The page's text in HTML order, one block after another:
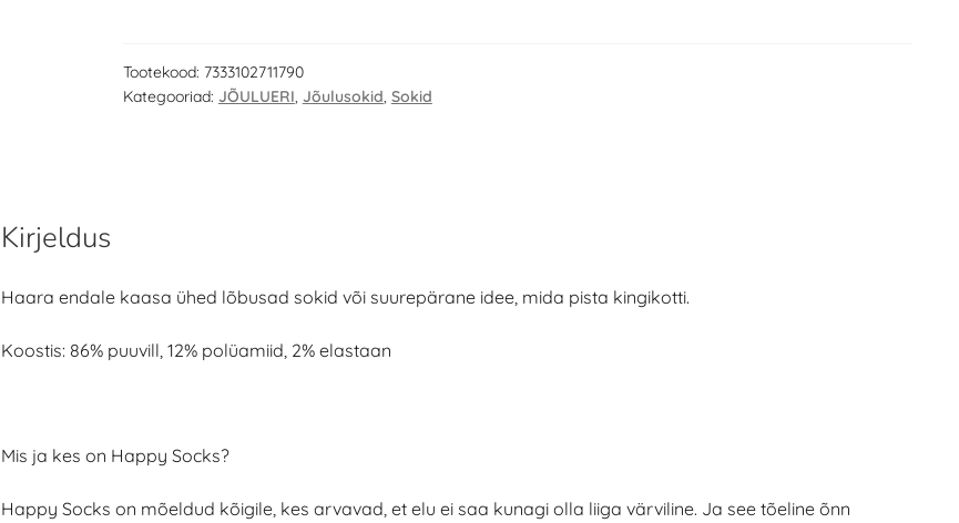
Tootekood: 7333102711790
Kategooriad: JÕULUERI, Jõulusokid, Sokid
Kirjeldus
Haara endale kaasa ühed lõbusad sokid või suurepärane idee, mida pista kingikotti.
Koostis: 86% puuvill, 12% polüamiid, 2% elastaan
Mis ja kes on Happy Socks?
Happy Socks on mõeldud kõigile, kes arvavad, et elu ei saa kunagi olla liiga värviline. Ja see tõeline õnn